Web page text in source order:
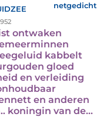
netgedicht
ontwaken
kabbelt
gloed
en verleiding
en anderen
koningin van de…